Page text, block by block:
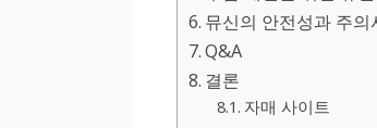
뮤신의 안전성과 주의
Q&A
결론
자매 사이트